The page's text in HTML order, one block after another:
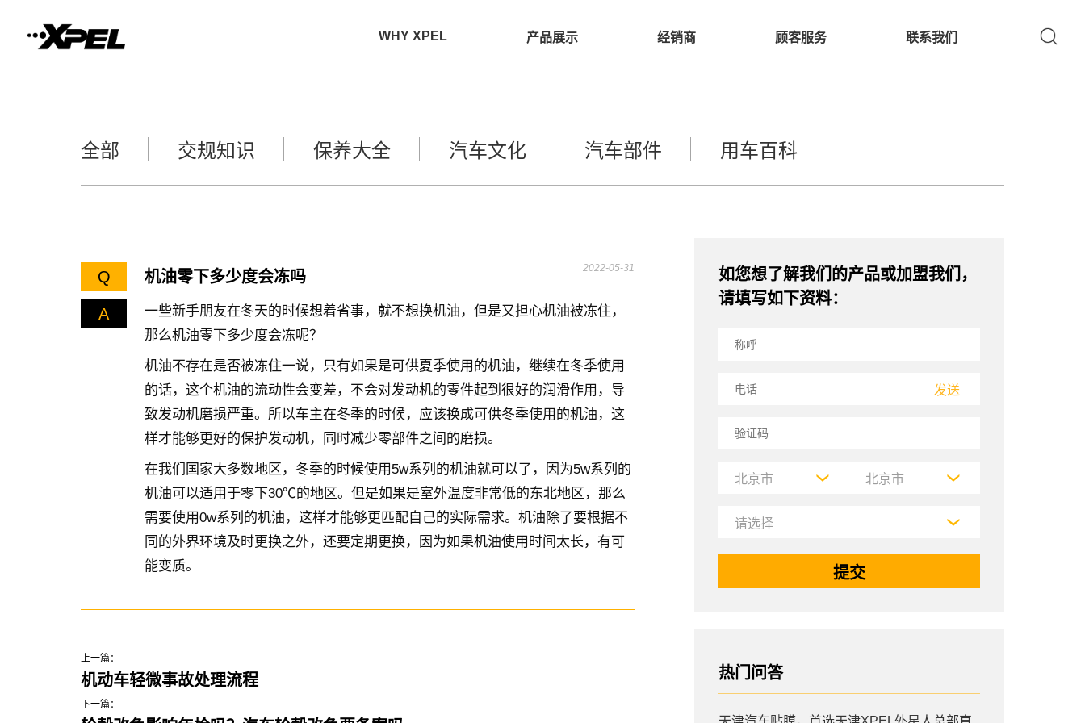
WHY XPEL 产品展示 经销商 顾客服务 联系我们
全部 交规知识 保养大全 汽车文化 汽车部件 用车百科
Q 机油零下多少度会冻吗 2022-05-31
A
一些新手朋友在冬天的时候想着省事，就不想换机油，但是又担心机油被冻住，
那么机油零下多少度会冻呢？
机油不存在是否被冻住一说，只有如果是可供夏季使用的机油，继续在冬季使用
的话，这个机油的流动性会变差，不会对发动机的零件起到很好的润滑作用，导
致发动机磨损严重。所以车主在冬季的时候，应该换成可供冬季使用的机油，这
样才能够更好的保护发动机，同时减少零部件之间的磨损。
在我们国家大多数地区，冬季的时候使用5w系列的机油就可以了，因为5w系列的
机油可以适用于零下30℃的地区。但是如果是室外温度非常低的东北地区，那么
需要使用0w系列的机油，这样才能够更匹配自己的实际需求。机油除了要根据不
同的外界环境及时更换之外，还要定期更换，因为如果机油使用时间太长，有可
能变质。
上一篇：
机动车轻微事故处理流程
下一篇：
如您想了解我们的产品或加盟我们，
请填写如下资料：
发送
热门问答